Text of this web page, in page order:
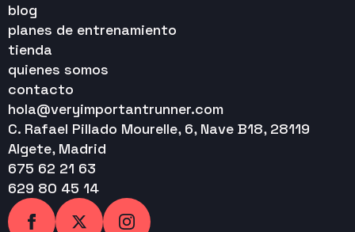
blog
planes de entrenamiento
tienda
quienes somos
contacto
hola@veryimportantrunner.com
C. Rafael Pillado Mourelle, 6, Nave B18, 28119
Algete, Madrid
675 62 21 63
629 80 45 14